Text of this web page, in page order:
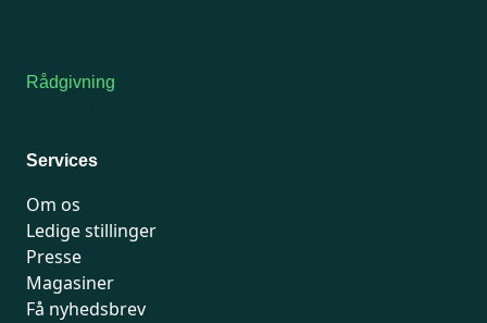
Rådgivning
Services
Om os
Ledige stillinger
Presse
Magasiner
Få nyhedsbrev